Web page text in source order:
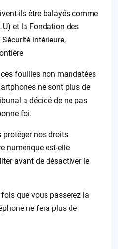
ils être balayés comme
et la Fondation des
intérieure,
fouilles non mandatées
ne sont plus de
a décidé de ne pas
foi.
protéger nos droits
numérique est-elle
avant de désactiver le
que vous passerez la
ne fera plus de